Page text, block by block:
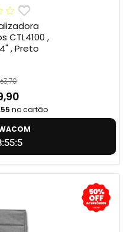
CTL4100 ,
, Preto
no cartão